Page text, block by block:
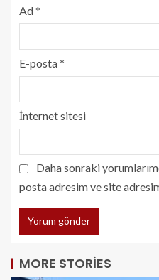
Ad*
E-posta*
İnternet sitesi
Daha sonraki
posta adresim ve site
MORE STORIES